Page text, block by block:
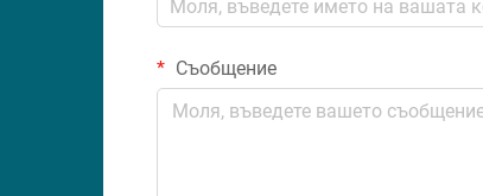
Съобщение